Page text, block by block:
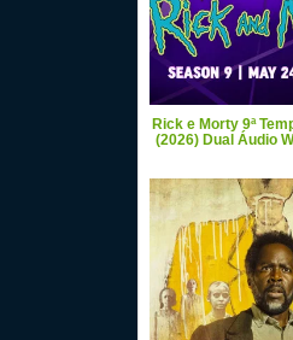
Rick e Morty 9ª
(2026) Dual Áudio